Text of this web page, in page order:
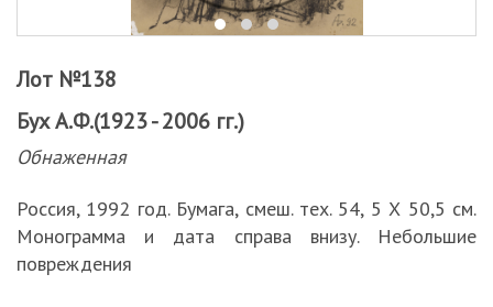
Лот №138
Бух А.Ф.(1923 - 2006 гг.)
Обнаженная
Россия, 1992 год. Бумага, смеш. тех. 54, 5 Х 50,5 см.
Монограмма и дата справа внизу. Небольшие
повреждения